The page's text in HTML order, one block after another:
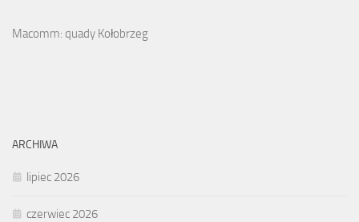
Macomm: quady Kołobrzeg
ARCHIWA
lipiec 2026
czerwiec 2026